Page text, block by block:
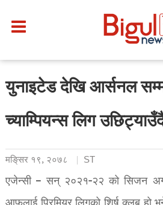
युनाइटेड देखि आर्सनल
च्याम्पियन्स लिग
मङि्सर १९, २०७८ ST
एजेन्सी – सन् २०२१-२२ को सिजन